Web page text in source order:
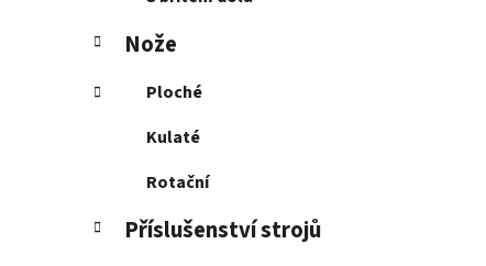
Nože
Ploché
Kulaté
Rotační
Příslušenství strojů